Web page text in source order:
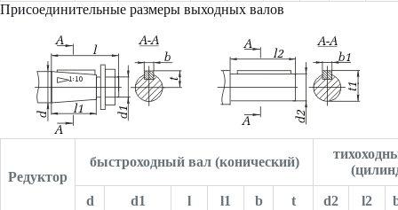
Присоединительные размеры выходных валов
Редуктор
быстроходный вал (конический)
d d1 l l1 b t d2 l2